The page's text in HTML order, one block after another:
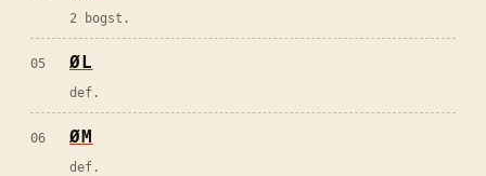
2 bogst.
05 ØL
def.
06 ØM
def.